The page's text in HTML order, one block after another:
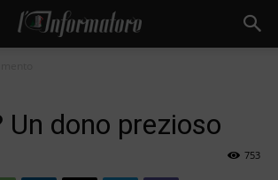
Un dono prezioso
753